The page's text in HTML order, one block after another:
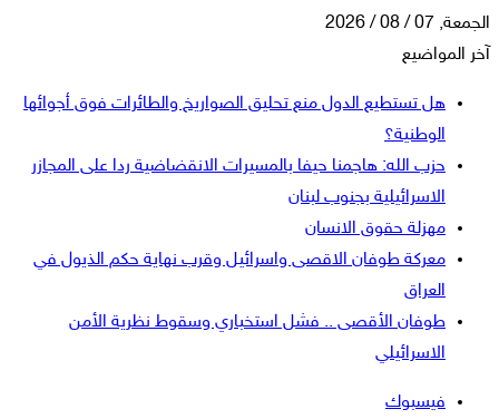
الجمعة, 07 / 08 / 2026
آخر المواضيع
هل تستطيع الدول منع تحليق الصواريخ والطائرات فوق أجوائها
الوطنية؟
حزب الله: هاجمنا حيفا بالمسيرات الانقضاضية ردا على المجازر
الاسرائيلية بجنوب لبنان
مهزلة حقوق الانسان
معركة طوفان الاقصى واسرائيل وقرب نهاية حكم الذيول في
العراق
طوفان الأقصى .. فشل استخباري وسقوط نظرية الأمن
الاسرائيلي
فيسبوك